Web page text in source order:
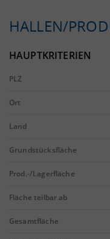
HALLEN/
HAUPTKRITERIEN
PLZ
Ort
Land
Grundstücksfläche
Prod.-/Lagerfläche
Fläche teilbar ab
Gesamtfläche